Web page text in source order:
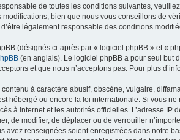
de toutes les conditions suivantes,
bien que nous vous conseillons de
légalement responsable des conditions
(désignés ci-après par « logiciel phpBB » et «
(en anglais). Le logiciel phpBB a pour seul but
et que nous n’acceptons pas. Pour plus
à caractère abusif, obscène, vulgaire,
hébergé ou encore la loi internationale. Si vous
à internet et les autorités officielles. L’adresse
de modifier, de déplacer ou de verrouiller
avez renseignées soient enregistrées dans notre